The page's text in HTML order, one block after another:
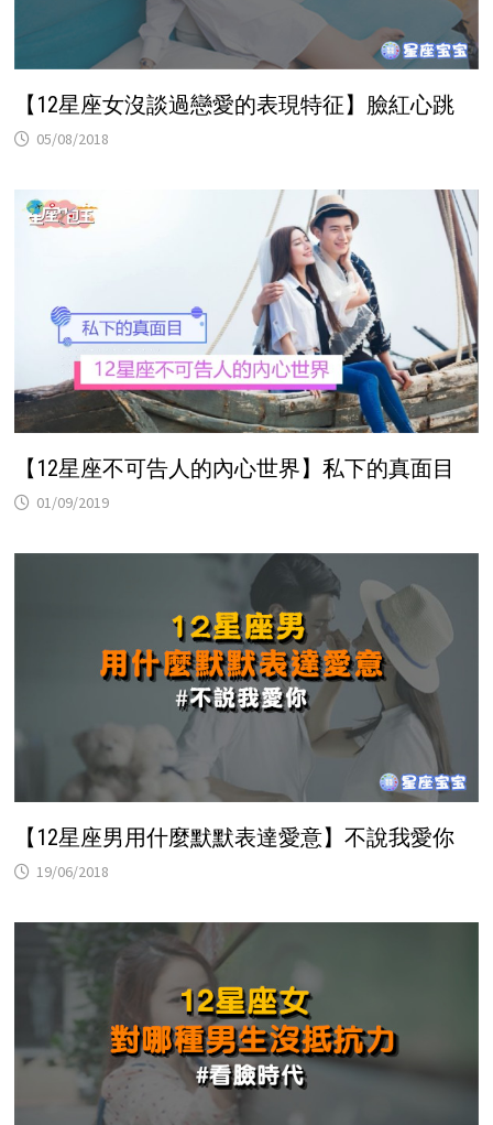
【12星座女沒談過戀愛的表現特征】臉紅心跳
05/08/2018
【12星座不可告人的內心世界】私下的真面目
01/09/2019
【12星座男用什麼默默表達愛意】不說我愛你
19/06/2018